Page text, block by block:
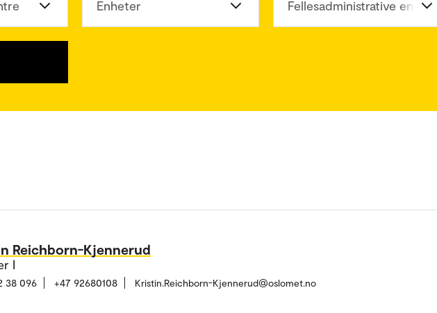
Enheter Fellesadministrative enheter
Reichborn-Kjennerud
I
38 096 +47 92680108 Kristin.Reichborn-Kjennerud@oslomet.no